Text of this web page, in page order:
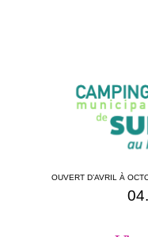
OUVERT D’AVRIL À